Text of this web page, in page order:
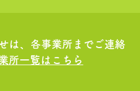
は、各事業所までご連絡
所一覧はこちら